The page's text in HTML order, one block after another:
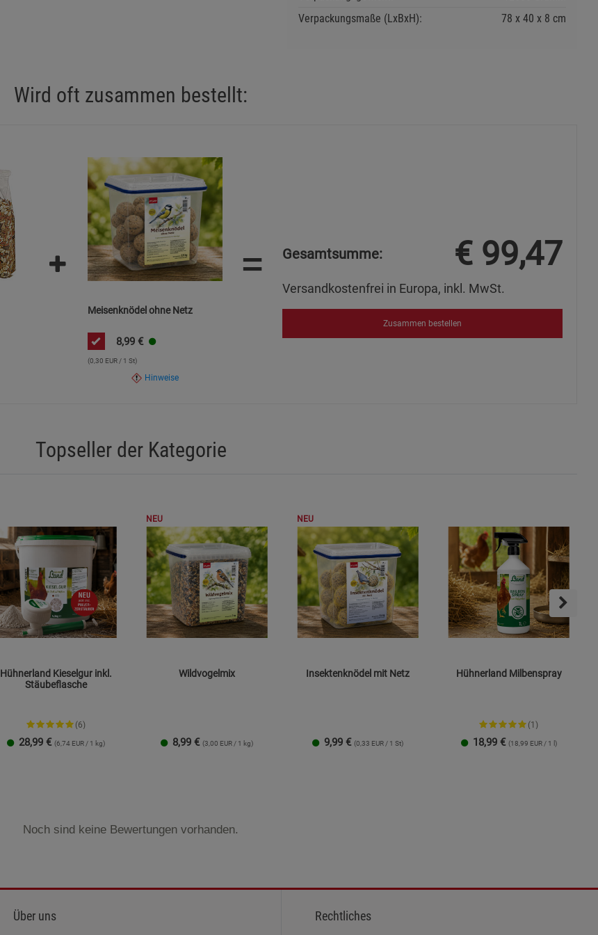
Verpackungsmaße (LxBxH):
78 40 8 cm
Wird oft zusammen bestellt:
Meisenknödel ohne Netz
8,99 €
(0,30 EUR / 1 St)
Hinweise
= Gesamtsumme: € 99,47
Versandkostenfrei in Europa, inkl. MwSt.
Zusammen bestellen
Topseller der Kategorie
Hühnerland Kieselgur inkl.
Stäubeflasche
(6)
28,99 € (6,74 EUR / 1 kg)
NEU
Wildvogelmix
8,99 € (3,00 EUR / 1 kg)
NEU
Insektenknödel mit Netz
9,99 € (0,33 EUR / 1 St)
Hühnerland Milbenspray
(1)
18,99 € (18,99 EUR / 1 l)
Noch sind keine Bewertungen vorhanden.
Über uns Rechtliches
Marketing Cookies (3) Marketing Cookies
Datenschutzerklärung